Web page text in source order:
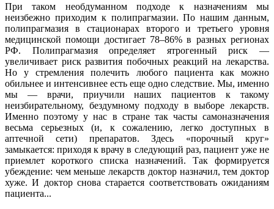
При таком необдуманном подходе к назначениям мы
неизбежно приходим к полипрагмазии. По нашим данным,
полипрагмазия в стационарах второго и третьего уровня
медицинской помощи достигает 78–86% в разных регионах
РФ. Полипрагмазия определяет ятрогенный риск —
увеличивает риск развития побочных реакций на лекарства.
Но у стремления полечить любого пациента как можно
обильнее и интенсивнее есть еще одно следствие. Мы, именно
мы — врачи, приучили наших пациентов к такому
неизбирательному, бездумному подходу в выборе лекарств.
Именно поэтому у нас в стране так часты самоназначения
весьма серьезных (и, к сожалению, легко доступных в
аптечной сети) препаратов. Здесь «порочный круг»
замыкается: приходя к врачу в следующий раз, пациент уже не
приемлет короткого списка назначений. Так формируется
убеждение: чем меньше лекарств доктор назначил, тем доктор
хуже. И доктор снова старается соответствовать ожиданиям
пациента...